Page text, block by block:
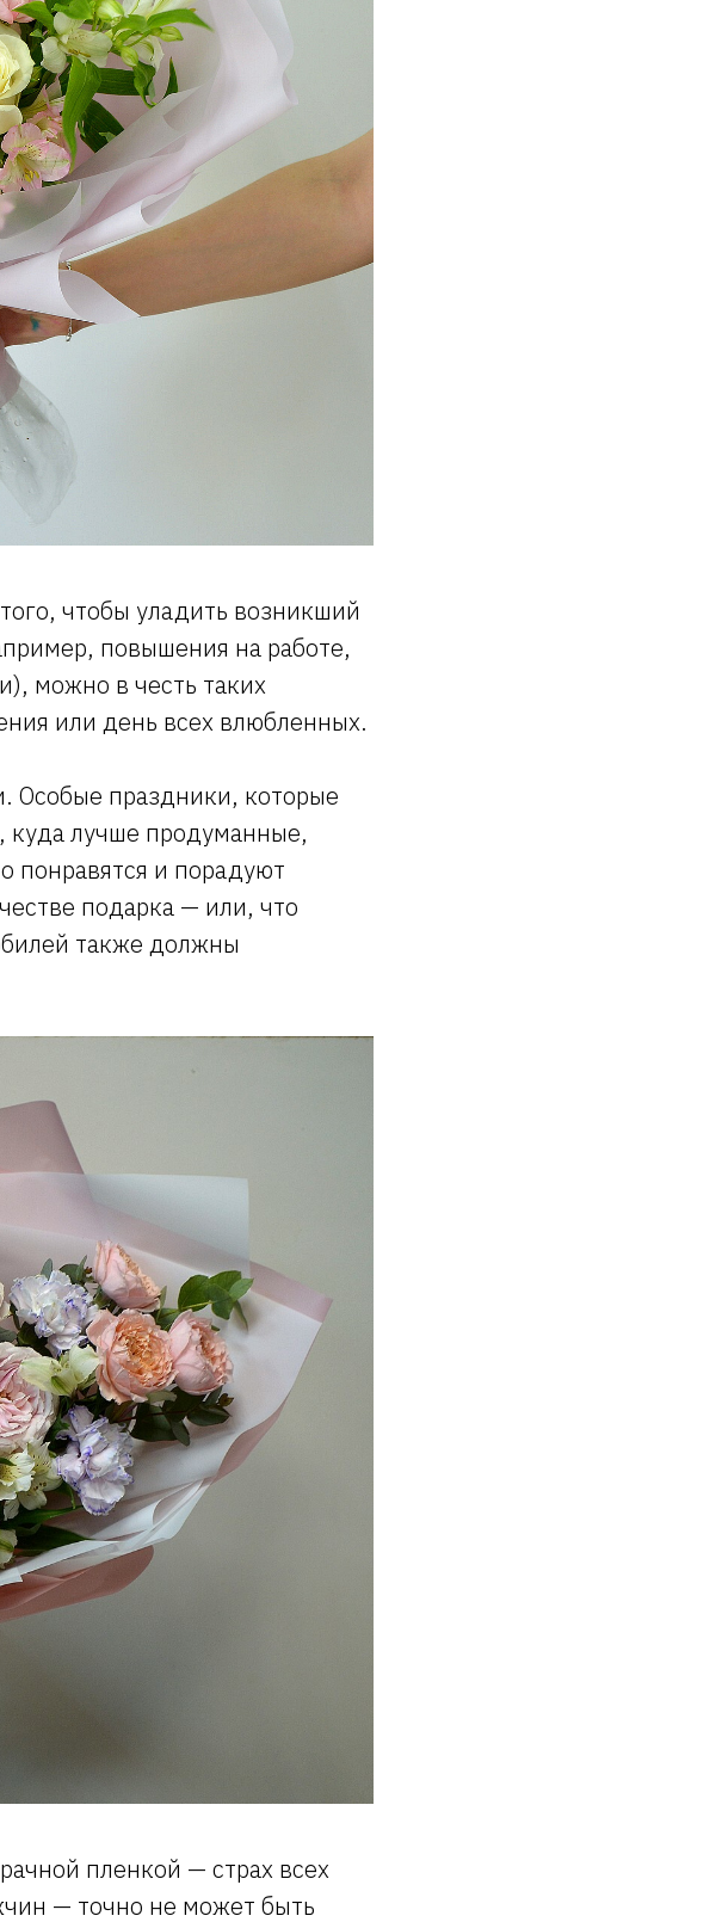
чтобы уладить возникший
повышения на работе,
можно в честь таких
или день всех влюбленных.
Особые праздники, которые
куда лучше продуманные,
понравятся и порадуют
подарка — или, что
также должны
пленкой — страх всех
— точно не может быть